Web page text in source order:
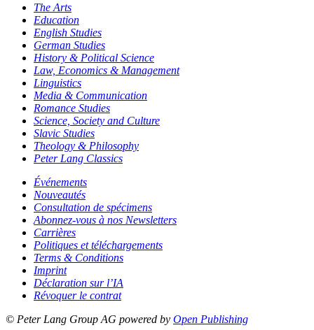
The Arts
Education
English Studies
German Studies
History & Political Science
Law, Economics & Management
Linguistics
Media & Communication
Romance Studies
Science, Society and Culture
Slavic Studies
Theology & Philosophy
Peter Lang Classics
Événements
Nouveautés
Consultation de spécimens
Abonnez-vous à nos Newsletters
Carrières
Politiques et téléchargements
Terms & Conditions
Imprint
Déclaration sur l’IA
Révoquer le contrat
© Peter Lang Group AG powered by Open Publishing